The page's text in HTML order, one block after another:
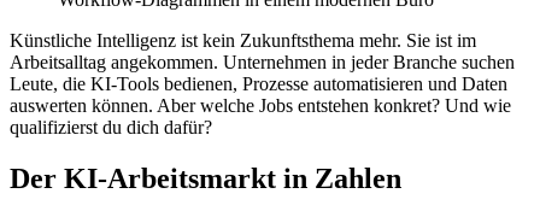
Künstliche Intelligenz ist kein Zukunftsthema mehr. Sie ist im
Arbeitsalltag angekommen. Unternehmen in jeder Branche suchen
Leute, die KI-Tools bedienen, Prozesse automatisieren und Daten
auswerten können. Aber welche Jobs entstehen konkret? Und wie
qualifizierst du dich dafür?
Der KI-Arbeitsmarkt in Zahlen